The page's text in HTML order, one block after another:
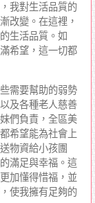
我對生活品質的
改變。在這裡，
生活品質。如
希望，這一切都
需要幫助的弱勢
及各種老人慈善
們負責，全區美
希望能為社會上
物資給小孩團
滿足與幸福。這
加懂得惜福，並
使我擁有足夠的